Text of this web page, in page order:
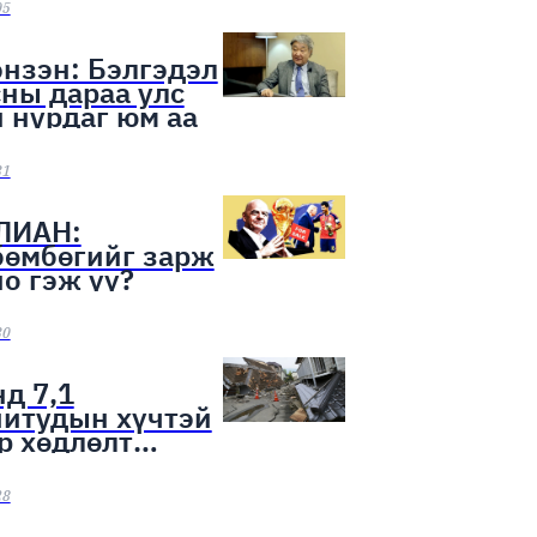
Бэлгэдэл
дараа улс
нурдаг юм аа
зарж
гэж үү?
7,1
хүчтэй
хөдлөлт